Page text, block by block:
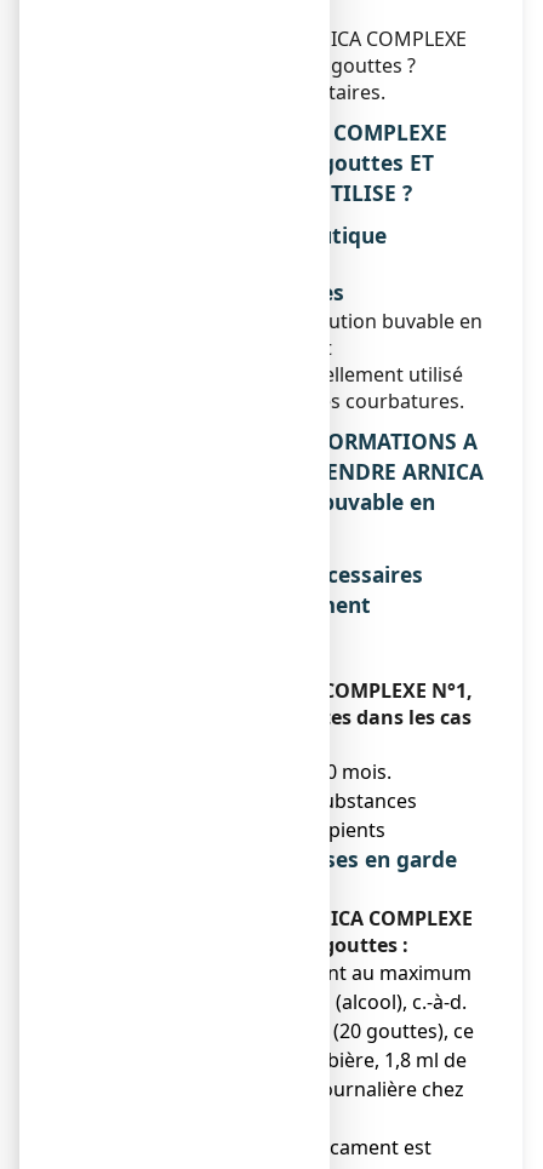
5. Comment conserver ARNICA COMPLEXE
N°1, solution buvable en gouttes ?
6. Informations supplémentaires.
1. QU’EST-CE QUE ARNICA COMPLEXE
N°1, solution buvable en gouttes ET
DANS QUELS CAS EST-IL UTILISE ?
Classe pharmacothérapeutique
Indications thérapeutiques
ARNICA COMPLEXE N°1, solution buvable en
gouttes est un médicament
homéopathique traditionnellement utilisé
dans les traumatismes et les courbatures.
2. QUELLES SONT LES INFORMATIONS A
CONNAITRE AVANT DE PRENDRE ARNICA
COMPLEXE N°1, solution buvable en
Liste des informations nécessaires
avant la prise du médicament
N’utiliser jamais ARNICA COMPLEXE N°1,
solution buvable en gouttes dans les cas
● Enfants de moins de 30 mois.
● Hypersensibilité aux substances
actives ou à l’un des excipients
Précautions d'emploi ; mises en garde
Faites attention avec ARNICA COMPLEXE
N°1, solution buvable en gouttes :
● Ce médicament contient au maximum
de vol d’éthanol (alcool), c.-à-d.
jusqu’à 178 mg par dose (20 gouttes), ce
qui équivaut à 4,4 ml de bière, 1,8 ml de
vin par dose maximale journalière chez
● L’utilisation de ce médicament est